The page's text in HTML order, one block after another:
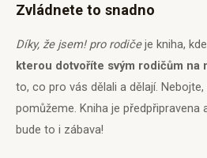
Zvládnete to snadno
Díky, že jsem! pro rodičeje kniha,
kterou dotvoříte svým rodičům na
to, co pro vás dělali a dělají.
pomůžeme. Kniha je předpřipravena
bude to i zábava!